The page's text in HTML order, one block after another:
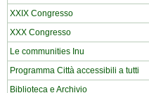
XXIX Congresso
XXX Congresso
Le communities Inu
Programma Città accessibili a tutti
Biblioteca e Archivio